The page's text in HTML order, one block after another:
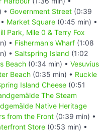
• Government Street (0:39
Market Square (0:45 min) •
Park, Mile 0 & Terry Fox
• Fisherman's Wharf (1:08
• Saltspring Island (1:02
Beach (0:34 min) • Vesuvius
Beach (0:35 min) • Ruckle
Island Cheese (0:51
The Steam
Native Heritage
from the Front (0:39 min) •
Store (0:53 min) •